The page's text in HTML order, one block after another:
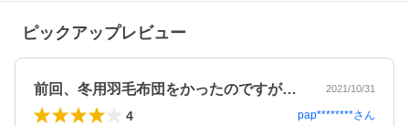
ピックアップレビュー
前回、冬用羽毛布団をかったのですが、暑… 2021/10/31
4 pap********さん